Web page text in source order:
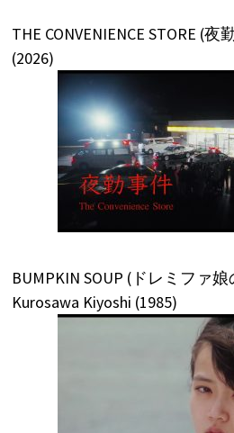
THE CONVENIENCE STORE (
(2026)
BUMPKIN SOUP (ドレミファ
Kurosawa Kiyoshi (1985)